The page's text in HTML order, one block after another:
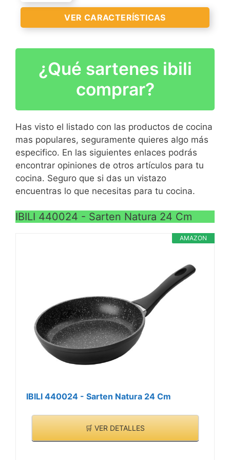
Material: Aluminio
CARACTERÍSTICAS
VER CARACTERÍSTICAS
Natura Sartén Aluminio 14
cm con antiadherente
piedra ecológico, sin
PFOA. Fondo Inox 18 %.
Mango bakelita.
Para todo tipo de fuegos.
Especial para inducción.
mm
VER
CARACTERÍSTICAS
>
¿Qué sartenes ibili
comprar?
Has visto el listado con las productos de cocina
mas populares, seguramente quieres algo más
especifico. En las siguientes enlaces podrás
encontrar opiniones de otros artículos para tu
cocina. Seguro que si das un vistazo
encuentras lo que necesitas para tu cocina.
IBILI 440024 - Sarten Natura 24 Cm
AMAZON
IBILI 440024 - Sarten Natura 24 Cm
🛒 VER DETALLES